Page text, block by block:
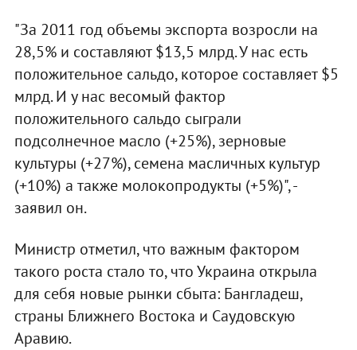
"За 2011 год объемы экспорта возросли на
28,5% и составляют $13,5 млрд. У нас есть
положительное сальдо, которое составляет $5
млрд. И у нас весомый фактор
положительного сальдо сыграли
подсолнечное масло (+25%), зерновые
культуры (+27%), семена масличных культур
(+10%) а также молокопродукты (+5%)", -
заявил он.
Министр отметил, что важным фактором
такого роста стало то, что Украина открыла
для себя новые рынки сбыта: Бангладеш,
страны Ближнего Востока и Саудовскую
Аравию.